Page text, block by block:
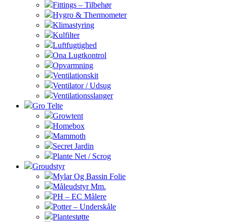
Fittings – Tilbehør
Hygro & Thermometer
Klimastyring
Kulfilter
Luftfugtighed
Ona Lugtkontrol
Opvarmning
Ventilationskit
Ventilator / Udsug
Ventilationsslanger
Gro Telte
Growtent
Homebox
Mammoth
Secret Jardin
Plante Net / Scrog
Groudstyr
Mylar Og Bassin Folie
Måleudstyr Mm.
PH – EC Målere
Potter – Underskåle
Plantestøtte